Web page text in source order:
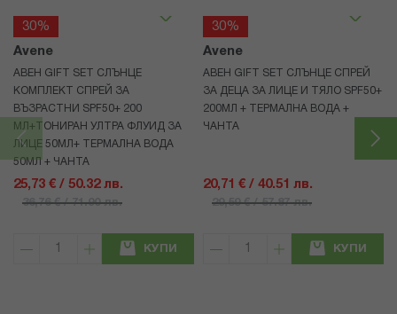
30%
Avene
АВЕН GIFT SET СЛЪНЦЕ
КОМПЛЕКТ СПРЕЙ ЗА
ВЪЗРАСТНИ SPF50+ 200
МЛ+ТОНИРАН УЛТРА ФЛУИД ЗА
ЛИЦЕ 50МЛ+ ТЕРМАЛНА ВОДА
50МЛ + ЧАНТА
25,73 € / 50.32 лв.
36,76 € / 71.90 лв.
КУПИ
30%
Avene
АВЕН GIFT SET СЛЪНЦЕ СПРЕЙ
ЗА ДЕЦА ЗА ЛИЦЕ И ТЯЛО SPF50+
200МЛ + ТЕРМАЛНА ВОДА +
ЧАНТА
20,71 € / 40.51 лв.
29,59 € / 57.87 лв.
КУПИ